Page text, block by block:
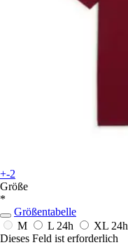
+-2
Größe
*
Größentabelle
M
L 24h XL 24h
Dieses Feld ist erforderlich